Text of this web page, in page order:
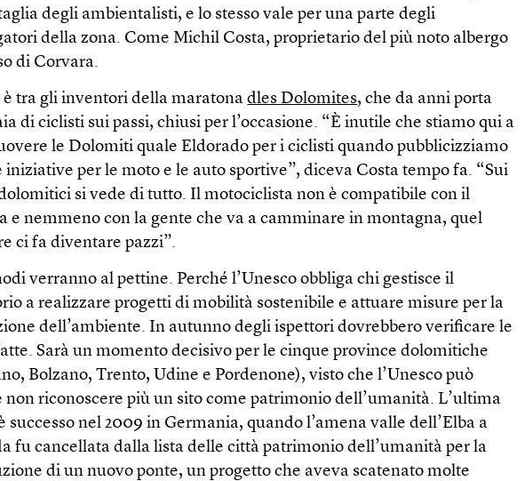
degli ambientalisti, e lo stesso vale per una parte degli
della zona. Come Michil Costa, proprietario del più noto albergo
di Corvara.
è tra gli inventori della maratonadles Dolomites, che da anni porta
di ciclisti sui passi, chiusi per l’occasione. “È inutile che stiamo qui a
le Dolomiti quale Eldorado per i ciclisti quando pubblicizziamo
iniziative per le moto e le auto sportive”, diceva Costa tempo fa. “Sui
si vede di tutto. Il motociclista non è compatibile con il
e nemmeno con la gente che va a camminare in montagna, quel
ci fa diventare pazzi”.
verranno al pettine. Perché l’Unesco obbliga chi gestisce il
a realizzare progetti di mobilità sostenibile e attuare misure per la
dell’ambiente. In autunno degli ispettori dovrebbero verificare le
Sarà un momento decisivo per le cinque province dolomitiche
Bolzano, Trento, Udine e Pordenone), visto che l’Unesco può
non riconoscere più un sito come patrimonio dell’umanità. L’ultima
successo nel 2009 in Germania, quando l’amena valle dell’Elba a
fu cancellata dalla lista delle città patrimonio dell’umanità per la
di un nuovo ponte, un progetto che aveva scatenato molte